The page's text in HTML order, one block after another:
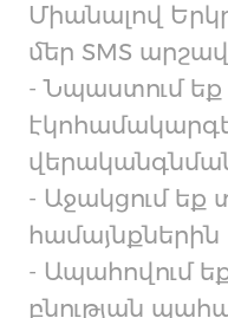
Միանալով
մեր SMS
- Նպաստում եք
- Աջակցում եք
համայնքներին
- Ապահովում
բնության